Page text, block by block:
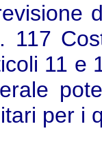
117
11 e
per i